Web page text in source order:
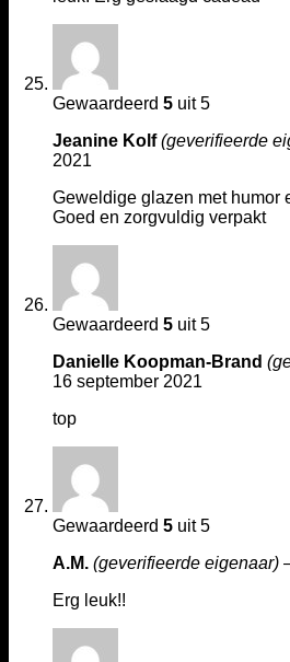
Gewaardeerd 5 uit 5
Jeanine Kolf(geverifieerde
2021
Geweldige glazen met humor
Goed en zorgvuldig verpakt
Gewaardeerd 5 uit 5
Danielle Koopman-Brand
16 september 2021
top
Gewaardeerd 5 uit 5
A.M. (geverifieerde eigenaar)
Erg leuk!!